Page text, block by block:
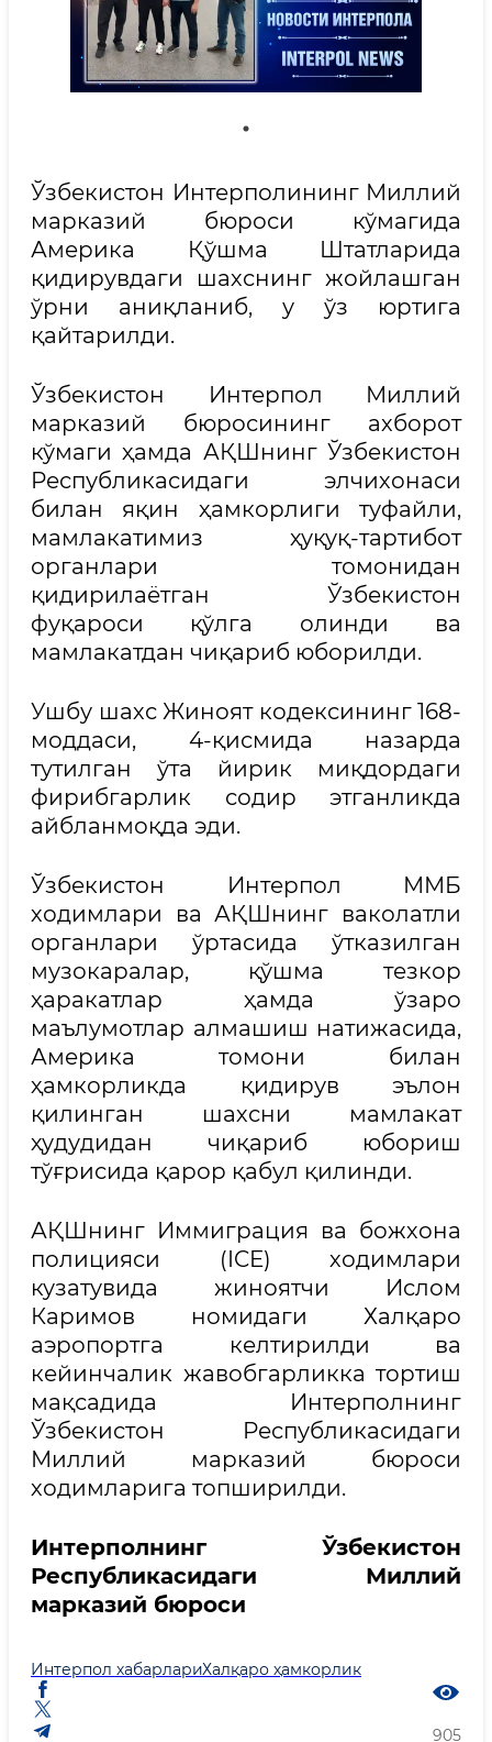
Ўзбекистон Интерполининг Миллий
марказий бюроси кўмагида
Америка Қўшма Штатларида
қидирувдаги шахснинг жойлашган
ўрни аниқланиб, у ўз юртига
қайтарилди.
Ўзбекистон Интерпол Миллий
марказий бюросининг ахборот
кўмаги ҳамда АҚШнинг Ўзбекистон
Республикасидаги элчихонаси
билан яқин ҳамкорлиги туфайли,
мамлакатимиз ҳуқуқ-тартибот
органлари томонидан
қидирилаётган Ўзбекистон
фуқароси қўлга олинди ва
мамлакатдан чиқариб юборилди.
Ушбу шахс Жиноят кодексининг 168-
моддаси, 4-қисмида назарда
тутилган ўта йирик миқдордаги
фирибгарлик содир этганликда
айбланмоқда эди.
Ўзбекистон Интерпол ММБ
ходимлари ва АҚШнинг ваколатли
органлари ўртасида ўтказилган
музокаралар, қўшма тезкор
ҳаракатлар ҳамда ўзаро
маълумотлар алмашиш натижасида,
Америка томони билан
ҳамкорликда қидирув эълон
қилинган шахсни мамлакат
ҳудудидан чиқариб юбориш
тўғрисида қарор қабул қилинди.
АҚШнинг Иммиграция ва божхона
полицияси (ICE) ходимлари
кузатувида жиноятчи Ислом
Каримов номидаги Халқаро
аэропортга келтирилди ва
кейинчалик жавобгарликка тортиш
мақсадида Интерполнинг
Ўзбекистон Республикасидаги
Миллий марказий бюроси
ходимларига топширилди.
Интерполнинг Ўзбекистон
Республикасидаги Миллий
марказий бюроси
Интерпол хабарлариХалқаро ҳамкорлик
905